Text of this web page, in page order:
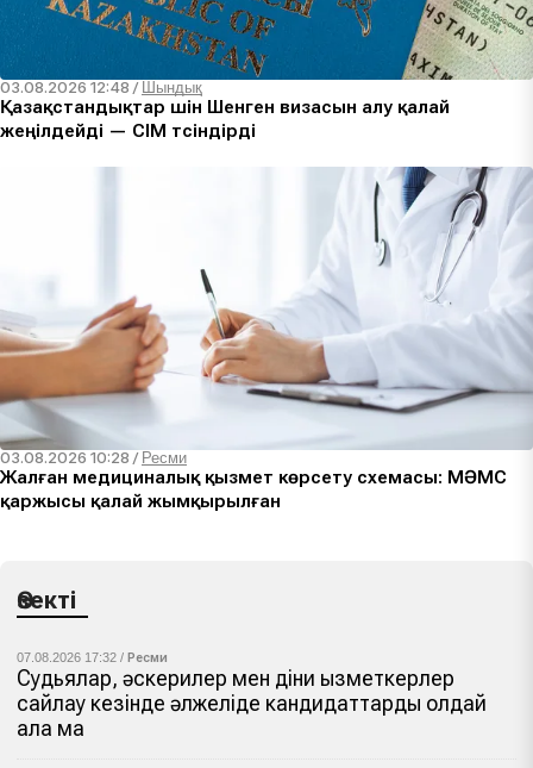
03.08.2026 12:48 / Шындық
Қазақстандықтар үшін Шенген визасын алу қалай
жеңілдейді — СІМ түсіндірді
03.08.2026 10:28 / Ресми
Жалған медициналық қызмет көрсету схемасы: МӘМС
қаржысы қалай жымқырылған
Өзекті
07.08.2026 17:32 / Ресми
Судьялар, әскерилер мен діни қызметкерлер
сайлау кезінде әлжеліде кандидаттарды қолдай
ала ма